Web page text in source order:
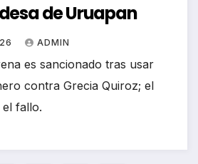
de Uruapan
ADMIN
es sancionado tras usar
contra Grecia Quiroz; el
fallo.